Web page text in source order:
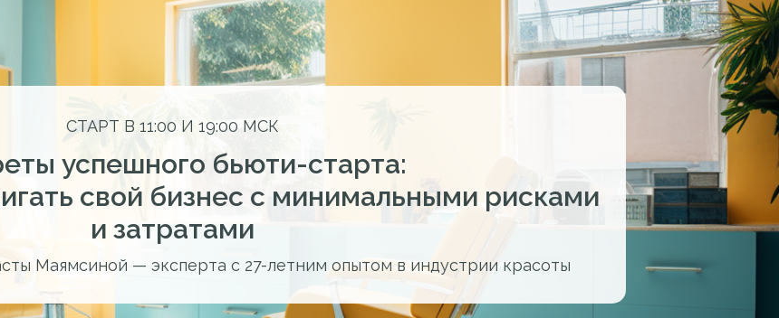
успешного бьюти-старта:
свой бизнес с минимальными рисками
и затратами
Маямсиной — эксперта с 27-летним опытом в индустрии красоты
СТАРТ В 11:00 И 19:00 МСК